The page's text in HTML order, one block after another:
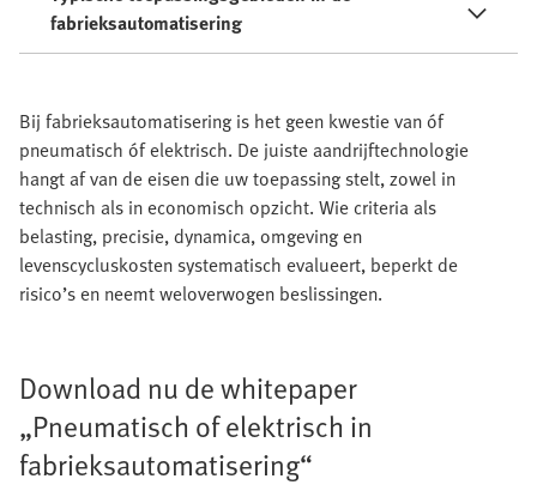
fabrieksautomatisering
Bij fabrieksautomatisering is het geen kwestie van óf
pneumatisch óf elektrisch. De juiste aandrijftechnologie
hangt af van de eisen die uw toepassing stelt, zowel in
technisch als in economisch opzicht. Wie criteria als
belasting, precisie, dynamica, omgeving en
levenscycluskosten systematisch evalueert, beperkt de
risico’s en neemt weloverwogen beslissingen.
Download nu de whitepaper
„Pneumatisch of elektrisch in
fabrieksautomatisering“